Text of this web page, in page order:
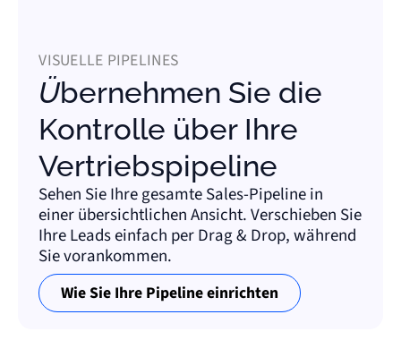
VISUELLE PIPELINES
Übernehmen Sie die
Kontrolle über Ihre
Vertriebspipeline
Sehen Sie Ihre gesamte Sales-Pipeline in
einer übersichtlichen Ansicht. Verschieben Sie
Ihre Leads einfach per Drag & Drop, während
Sie vorankommen.
Wie Sie Ihre Pipeline einrichten